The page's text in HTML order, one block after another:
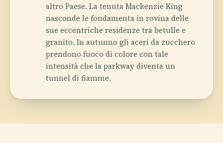
altro Paese. La tenuta Mackenzie King
nasconde le fondamenta in rovina delle
sue eccentriche residenze tra betulle e
granito. In autunno gli aceri da zucchero
prendono fuoco di colore con tale
intensità che la parkway diventa un
tunnel di fiamme.